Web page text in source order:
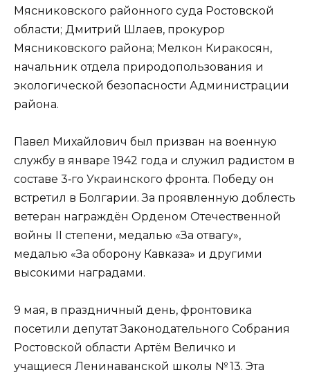
Мясниковского районного суда Ростовской
области; Дмитрий Шлаев, прокурор
Мясниковского района; Мелкон Киракосян,
начальник отдела природопользования и
экологической безопасности Администрации
района.
Павел Михайлович был призван на военную
службу в январе 1942 года и служил радистом в
составе 3‑го Украинского фронта. Победу он
встретил в Болгарии. За проявленную доблесть
ветеран награждён Орденом Отечественной
войны II степени, медалью «За отвагу»,
медалью «За оборону Кавказа» и другими
высокими наградами.
9 мая, в праздничный день, фронтовика
посетили депутат Законодательного Собрания
Ростовской области Артём Величко и
учащиеся Ленинаванской школы № 13. Эта